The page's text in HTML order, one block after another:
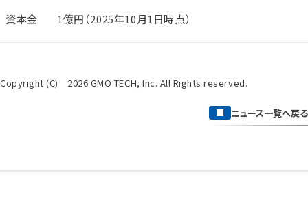
資本金 1億円（2025年10月1日時点）
Copyright (C) 2026 GMO TECH, Inc. All Rights reserved.
ニュース一覧へ戻る